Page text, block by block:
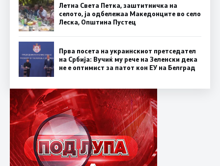
Летна Света Петка, заштитничка на
селото, ја одбележаа Македонците во село
Леска, Општина Пустец
Прва посета на украинскиот претседател
на Србија: Вучиќ му рече на Зеленски дека
не е оптимист за патот кон ЕУ на Белград